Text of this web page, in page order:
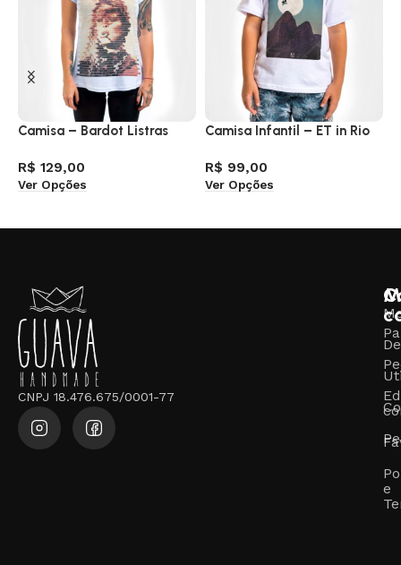
Camisa – Bardot Listras
R$ 129,00
Ver Opções
Camisa Infantil – ET in Rio
R$ 99,00
Ver Opções
CNPJ 18.476.675/0001-77
e